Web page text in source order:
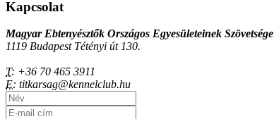
Kapcsolat
Magyar Ebtenyésztők Országos Egyesületeinek Szövetsége
1119 Budapest Tétényi út 130.
T: +36 70 465 3911
E: titkarsag@kennelclub.hu